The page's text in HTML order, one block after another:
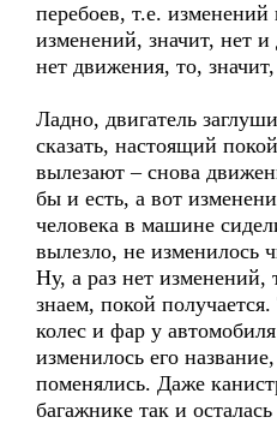
перебоев, т.е. изменений
изменений, значит, нет
нет движения, то,
Ладно, двигатель
сказать, настоящий
вылезают – снова
бы и есть, а вот
человека в машине
вылезло, не изменилось
Ну, а раз нет
знаем, покой
колес и фар у
изменилось его
поменялись. Даже
багажнике так и